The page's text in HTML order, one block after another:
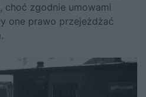
zgodnie umowami
one prawo przejeżdżać